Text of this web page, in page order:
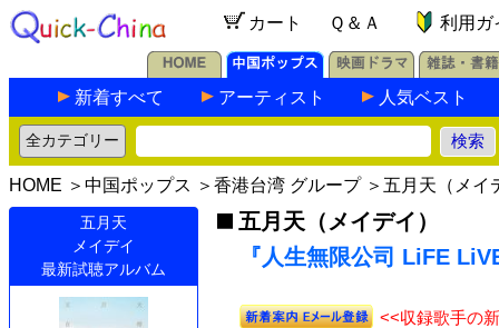
カート Ｑ＆Ａ 利用ガ
新着すべて アーティスト 人気ベスト
HOME ＞ 中国ポップス ＞ 香港台湾 グループ＞ 五月天（メイ
五月天
メイデイ
最新試聴アルバム
五月天（メイデイ）
『人生無限公司 LiFE
<<収録歌手の